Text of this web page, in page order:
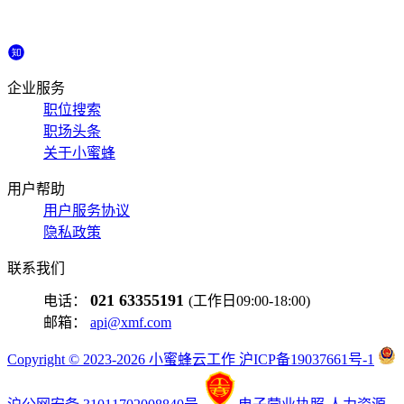
企业服务
职位搜索
职场头条
关于小蜜蜂
用户帮助
用户服务协议
隐私政策
联系我们
电话： 021 63355191 (工作日09:00-18:00)
邮箱： api@xmf.com
Copyright © 2023-2026 小蜜蜂云工作 沪ICP备19037661号-1